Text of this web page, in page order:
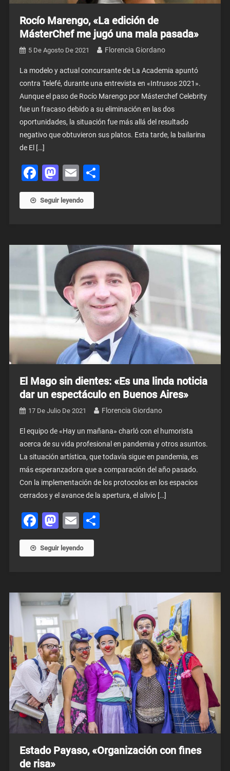
Rocío Marengo, «La edición de
MásterChef me jugó una mala pasada»
5 De Agosto De 2021 Florencia Giordano
La modelo y actual concursante de La Academia apuntó
contra Telefé, durante una entrevista en «Intrusos 2021».
Aunque el paso de Rocío Marengo por Másterchef Celebrity
fue un fracaso debido a su eliminación en las dos
oportunidades, la situación fue más allá del resultado
negativo que obtuvieron sus platos. Esta tarde, la bailarina
de El […]
Facebook
Mastodon
Email
Seguir leyendo
El Mago sin dientes: «Es una linda noticia
dar un espectáculo en Buenos Aires»
17 De Julio De 2021 Florencia Giordano
El equipo de «Hay un mañana» charló con el humorista
acerca de su vida profesional en pandemia y otros asuntos.
La situación artística, que todavía sigue en pandemia, es
más esperanzadora que a comparación del año pasado.
Con la implementación de los protocolos en los espacios
cerrados y el avance de la apertura, el alivio […]
Facebook
Mastodon
Email
Seguir leyendo
Estado Payaso, «Organización con fines
de risa»